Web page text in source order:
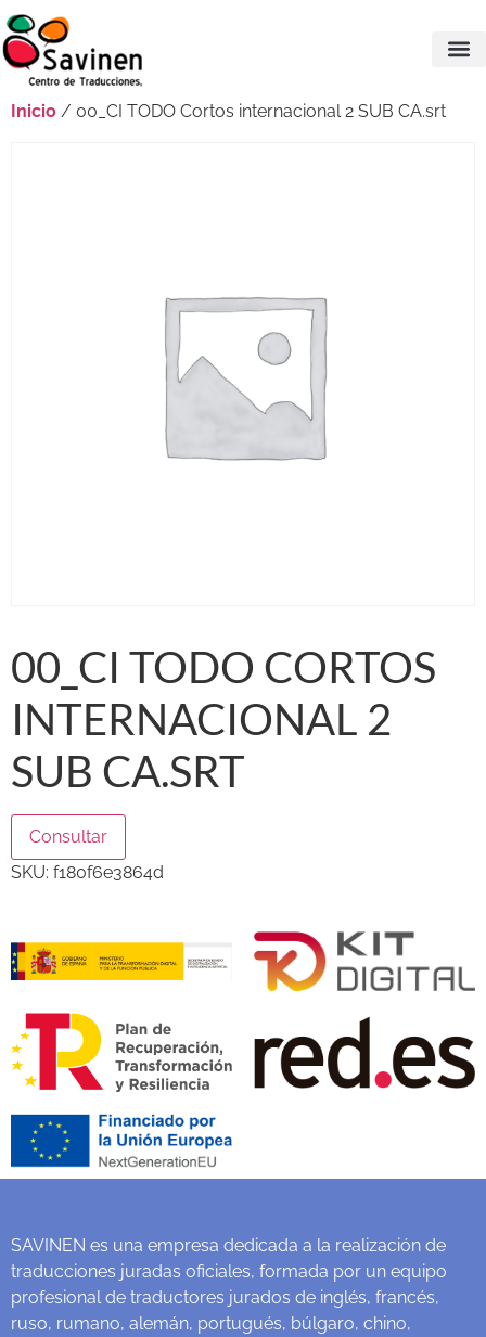
Inicio / 00_CI TODO Cortos internacional 2 SUB CA.srt
00_CI TODO CORTOS
INTERNACIONAL 2
SUB CA.SRT
Consultar
SKU: f180f6e3864d
SAVINEN es una empresa dedicada a la realización de
traducciones juradas oficiales, formada por un equipo
profesional de traductores jurados de inglés, francés,
ruso, rumano, alemán, portugués, búlgaro, chino,